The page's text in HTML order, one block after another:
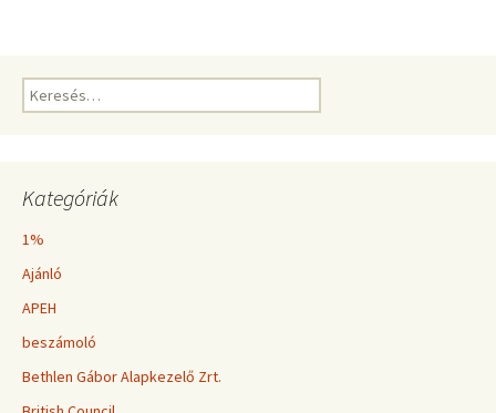
Keresés:
Kategóriák
1%
Ajánló
APEH
beszámoló
Bethlen Gábor Alapkezelő Zrt.